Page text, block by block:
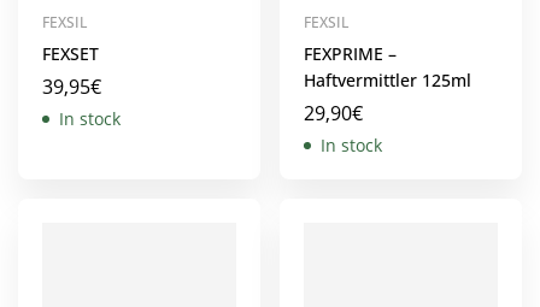
FEXSIL
FEXSET
39,95€
In stock
FEXSIL
FEXPRIME –
Haftvermittler 125ml
29,90€
In stock